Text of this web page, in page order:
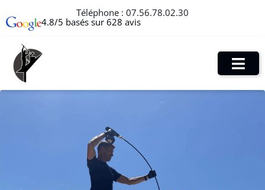
Téléphone : 07.56.78.02.30
4.8/5 basés sur 628 avis